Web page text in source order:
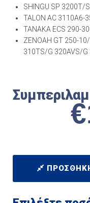
SHINGU SP 3200T/
TALON AC 3110A6-
TANAKA ECS 290-
ZENOAH GT 250-
310TS/G 320AVS/
€